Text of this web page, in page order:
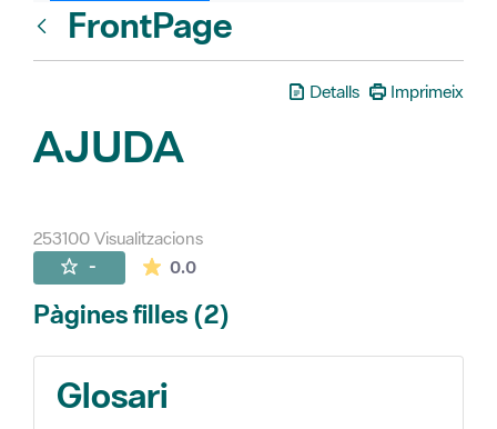
FrontPage
Detalls Imprimeix
AJUDA
253100 Visualitzacions
- 0.0La mitjana de les valoracions és de 0
Pàgines filles (2)
Glosari